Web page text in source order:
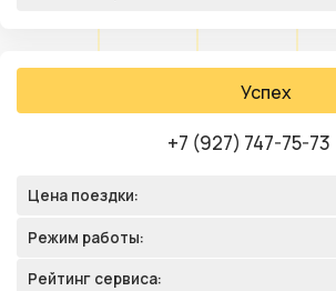
Успех
+7 (927) 747-75-73
Цена поездки:
Режим работы:
Рейтинг сервиса: